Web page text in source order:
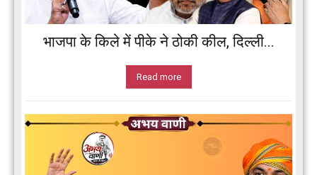
भाजपा के किले में पीके ने ठोकी कील, दिल्ली...
Read more